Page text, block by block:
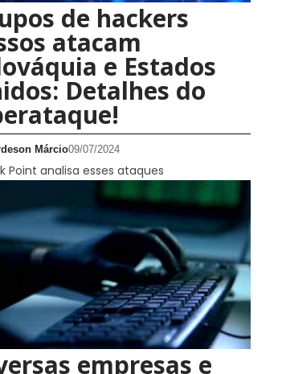
de hackers
atacam
e Estados
Detalhes do
Márcio09/07/2024
Point analisa esses ataques
empresas e